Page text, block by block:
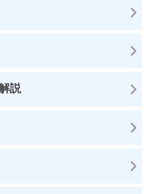
説